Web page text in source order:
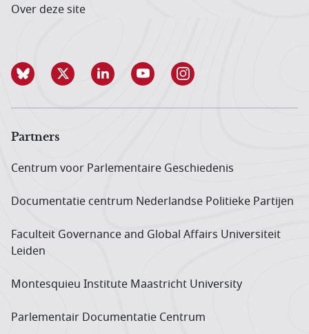
Over deze site
Partners
Centrum voor Parlementaire Geschiedenis
Documentatie centrum Neder­landse Politieke Partijen
Faculteit Governance and Global Affairs Universiteit
Leiden
Montesquieu Institute Maastricht University
Parlementair Documentatie Centrum